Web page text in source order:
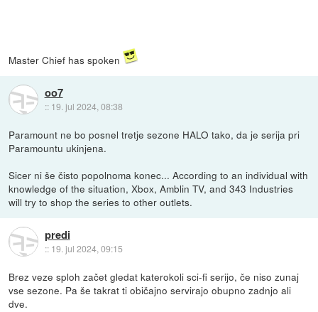
Master Chief has spoken
oo7
:: 19. jul 2024, 08:38
Paramount ne bo posnel tretje sezone HALO tako, da je serija pri
Paramountu ukinjena.
Sicer ni še čisto popolnoma konec... According to an individual with
knowledge of the situation, Xbox, Amblin TV, and 343 Industries
will try to shop the series to other outlets.
predi
:: 19. jul 2024, 09:15
Brez veze sploh začet gledat katerokoli sci-fi serijo, če niso zunaj
vse sezone. Pa še takrat ti običajno servirajo obupno zadnjo ali
dve.